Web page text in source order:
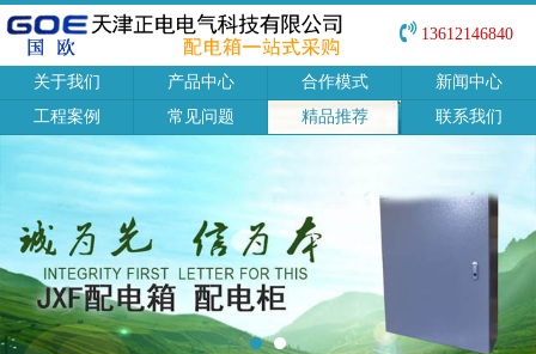
13612146840
关于我们 产品中心 合作模式
新闻中心
工程案例
常见问题 精品推荐 联系我们